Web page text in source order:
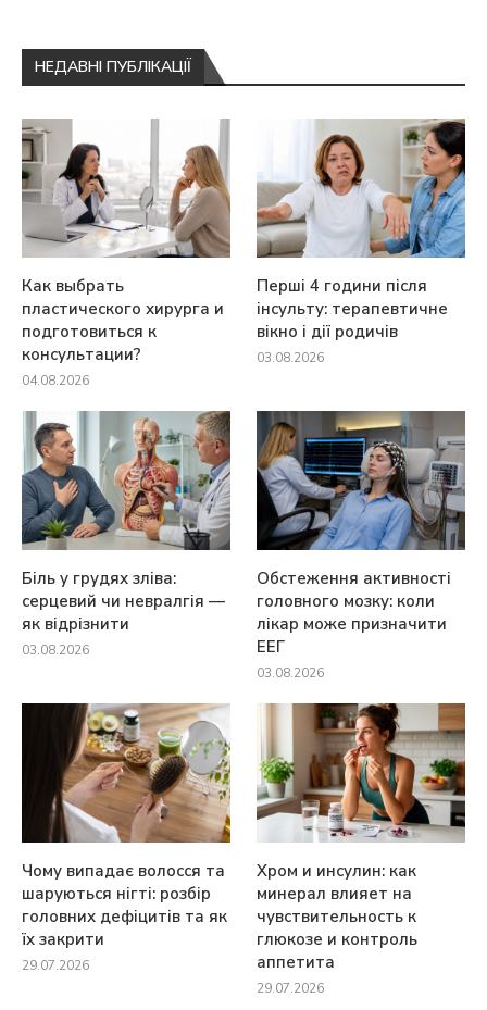
НЕДАВНІ ПУБЛІКАЦІЇ
Как выбрать
пластического хирурга и
подготовиться к
консультации?
04.08.2026
Перші 4 години після
інсульту: терапевтичне
вікно і дії родичів
03.08.2026
Біль у грудях зліва:
серцевий чи невралгія —
як відрізнити
03.08.2026
Обстеження активності
головного мозку: коли
лікар може призначити
ЕЕГ
03.08.2026
Чому випадає волосся та
шаруються нігті: розбір
головних дефіцитів та як
їх закрити
29.07.2026
Хром и инсулин: как
минерал влияет на
чувствительность к
глюкозе и контроль
аппетита
29.07.2026